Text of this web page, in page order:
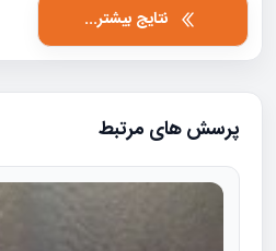
نتایج بیشتر...
پرسش های مرتبط